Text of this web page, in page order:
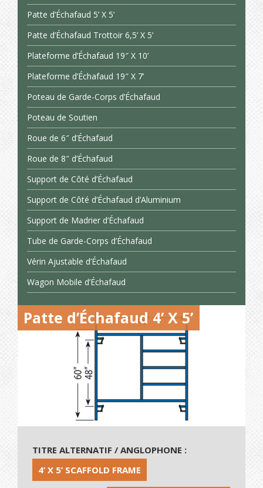
Patte d’Échafaud 5’ X 5’
Patte d’Échafaud Trottoir 6,5’ X 5’
Plateforme d’Échafaud 19″ X 10’
Plateforme d’Échafaud 19″ X 7’
Poteau de Garde-Corps d’Échafaud
Poteau de Soutien
Roue de 6″ d’Échafaud
Roue de 8″ d’Échafaud
Support de Côté d’Échafaud
Support de Côté d’Échafaud d’Aluminium
Support de Madrier d’Échafaud
Tube de Garde-Corps d’Échafaud
Vérin Ajustable d’Échafaud
Wagon Mobile d’Échafaud
Patte d’Échafaud 4’ X 5’
TITRE ALTERNATIF / ANGLOPHONE :
4’ X 5’ SCAFFOLD FRAME